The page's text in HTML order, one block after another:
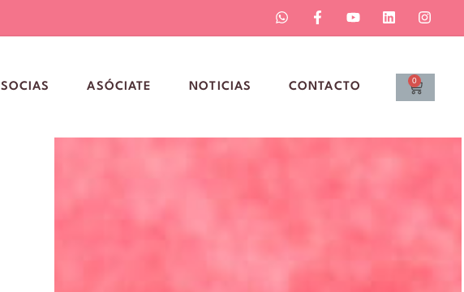
SOCIAS ASÓCIATE NOTICIAS CONTACTO
0